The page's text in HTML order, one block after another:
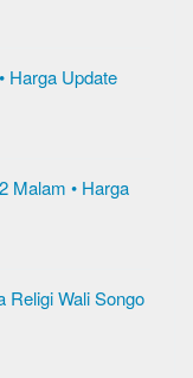
Harga Update
Malam • Harga
Religi Wali Songo